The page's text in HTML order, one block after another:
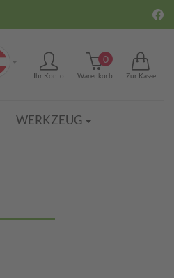
Ihr Konto Warenkorb
0
Zur Kasse
WERKZEUG